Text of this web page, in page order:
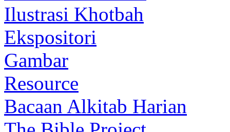
Ilustrasi Khotbah
Ekspositori
Gambar
Resource
Bacaan Alkitab Harian